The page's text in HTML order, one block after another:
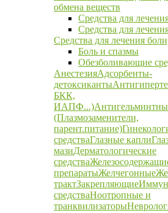
обмена веществ
Средства для
Средства для
Средства для лечения
Боль и спазмы
Обезболивающие
АнестезияАдсорбенты-
детоксиканты
БКК,
ИАПФ...)
(Плазмозаменители,
парент.питание)
средстваГлазные капли
мазиДерматологические
средства
препаратыЖелчегонные
трактЗакрепляющие
средстваНоотропные и
транквилизаторы